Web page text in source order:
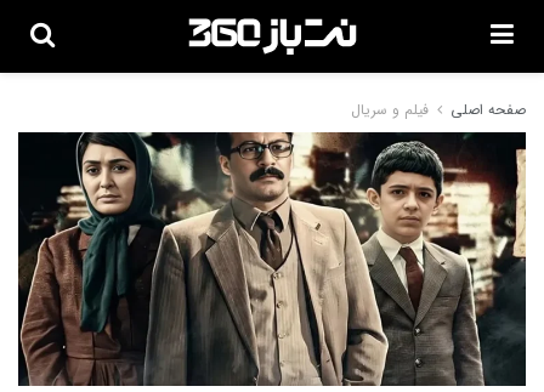
صفحه اصلی فیلم و سریال